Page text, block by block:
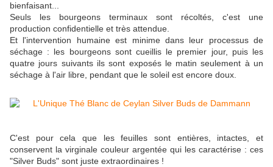
bienfaisant...
Seuls les bourgeons terminaux sont récoltés, c'est une
production confidentielle et très attendue.
Et l'intervention humaine est minime dans leur processus de
séchage : les bourgeons sont cueillis le premier jour, puis les
quatre jours suivants ils sont exposés le matin seulement à un
séchage à l'air libre, pendant que le soleil est encore doux.
C'est pour cela que les feuilles sont entières, intactes, et
conservent la virginale couleur argentée qui les caractérise : ces
"Silver Buds" sont juste extraordinaires !